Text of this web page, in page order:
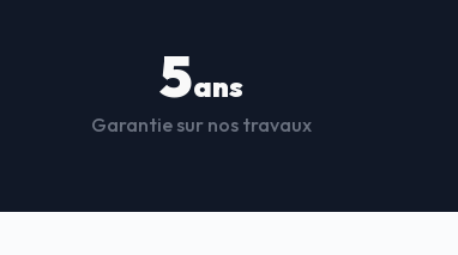
5ans
Garantie sur nos travaux